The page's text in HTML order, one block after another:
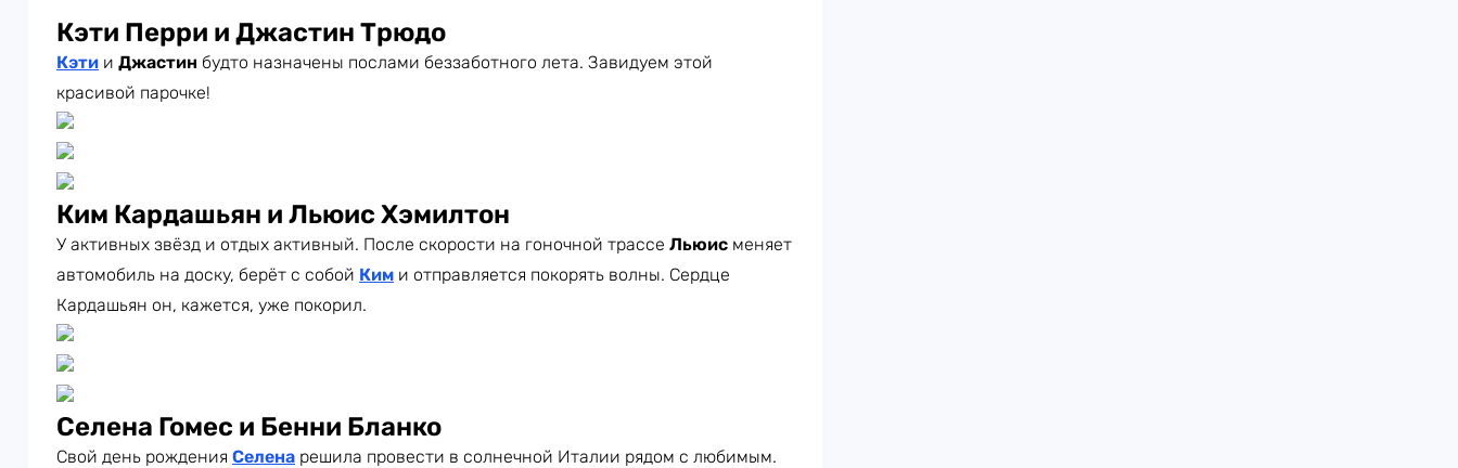
Кэти Перри и Джастин Трюдо
Кэти и Джастин будто назначены послами беззаботного лета. Завидуем этой
красивой парочке!
Ким Кардашьян и Льюис Хэмилтон
У активных звёзд и отдых активный. После скорости на гоночной трассе Льюис меняет
автомобиль на доску, берёт с собой Ким и отправляется покорять волны. Сердце
Кардашьян он, кажется, уже покорил.
Селена Гомес и Бенни Бланко
Свой день рождения Селена решила провести в солнечной Италии рядом с любимым.